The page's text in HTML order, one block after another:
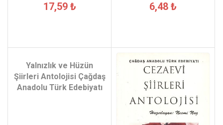
17,59 ₺ 6,48 ₺
Yalnızlık ve Hüzün
Şiirleri Antolojisi Çağdaş
Anadolu Türk Edebiyatı